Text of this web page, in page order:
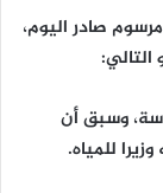
صادر اليوم،
وسبق أن
للمياه.